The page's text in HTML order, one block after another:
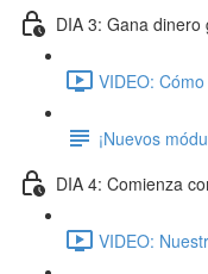
DIA 3: Gana
VIDEO:
¡Nuevos
DIA 4: Comienza
VIDEO: